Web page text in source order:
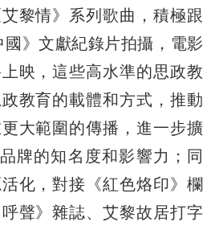
黎情》系列歌曲，積極跟
國》文獻紀錄片拍攝，電影
上映，這些高水準的思政教
教育的載體和方式，推動
大範圍的傳播，進一步擴
牌的知名度和影響力；同
化，對接《紅色烙印》欄
聲》雜誌、艾黎故居打字